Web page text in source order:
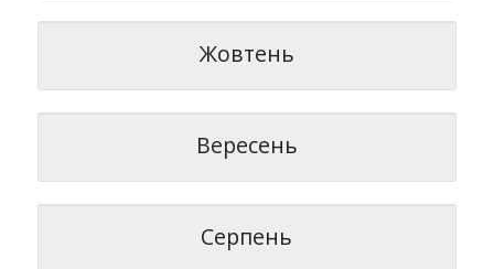
Жовтень
Вересень
Серпень